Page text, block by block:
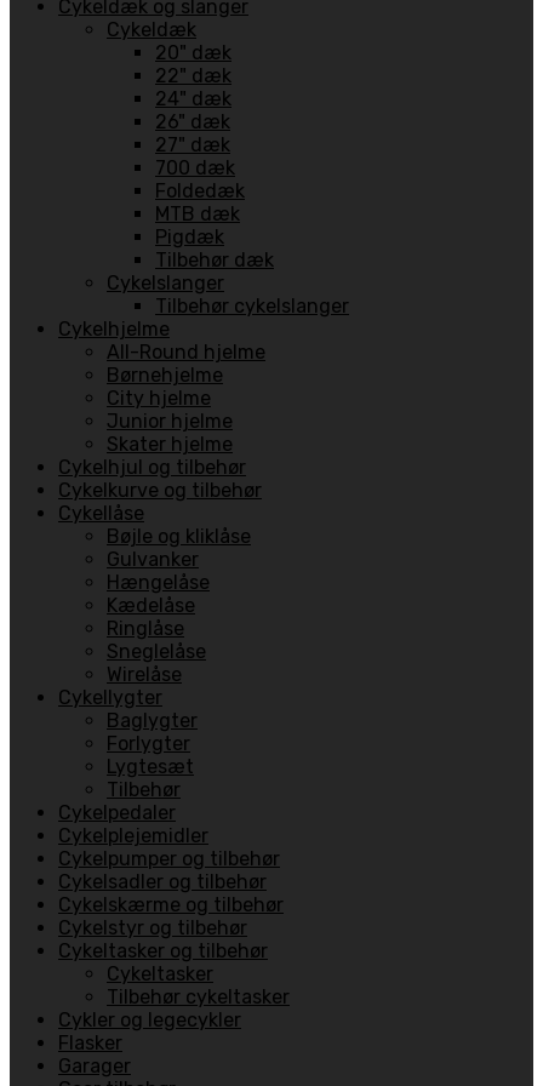
Cykeldæk og slanger
Cykeldæk
20" dæk
22" dæk
24" dæk
26" dæk
27" dæk
700 dæk
Foldedæk
MTB dæk
Pigdæk
Tilbehør dæk
Cykelslanger
Tilbehør cykelslanger
Cykelhjelme
All-Round hjelme
Børnehjelme
City hjelme
Junior hjelme
Skater hjelme
Cykelhjul og tilbehør
Cykelkurve og tilbehør
Cykellåse
Bøjle og kliklåse
Gulvanker
Hængelåse
Kædelåse
Ringlåse
Sneglelåse
Wirelåse
Cykellygter
Baglygter
Forlygter
Lygtesæt
Tilbehør
Cykelpedaler
Cykelplejemidler
Cykelpumper og tilbehør
Cykelsadler og tilbehør
Cykelskærme og tilbehør
Cykelstyr og tilbehør
Cykeltasker og tilbehør
Cykeltasker
Tilbehør cykeltasker
Cykler og legecykler
Flasker
Garager